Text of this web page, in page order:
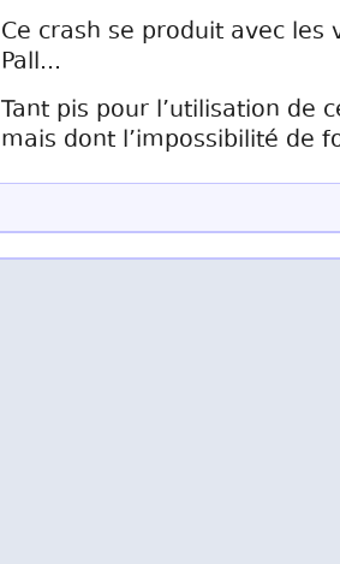
Ce crash se produit avec les
Pall...
Tant pis pour l’utilisation de
mais dont l’impossibilité de